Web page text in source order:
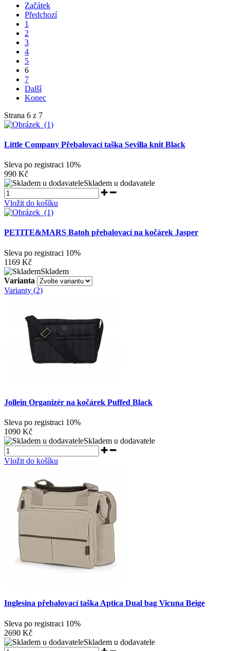
Začátek
Předchozí
1
2
3
4
5
6
7
Další
Konec
Strana 6 z 7
Little Company Přebalovací taška Sevilla knit Black
Sleva po registraci 10%
990 Kč
Skladem u dodavatele
Vložit do košíku
PETITE&MARS Batoh přebalovací na kočárek Jasper
Sleva po registraci 10%
1169 Kč
Skladem
Varianta
Varianty (2)
Jollein Organizér na kočárek Puffed Black
Sleva po registraci 10%
1090 Kč
Skladem u dodavatele
Vložit do košíku
Inglesina přebalovací taška Aptica Dual bag Vicuna Beige
Sleva po registraci 10%
2690 Kč
Skladem u dodavatele